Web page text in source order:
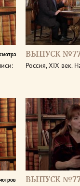
ВЫПУСК
Россия, XIX век.
ВЫПУСК